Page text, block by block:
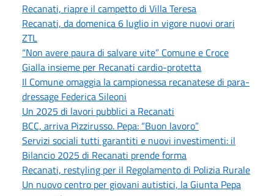
Recanati, riapre il campetto di Villa Teresa
Recanati, da domenica 6 luglio in vigore nuovi orari
ZTL
“Non avere paura di salvare vite” Comune e Croce
Gialla insieme per Recanati cardio-protetta
Il Comune omaggia la campionessa recanatese di para-
dressage Federica Sileoni
Un 2025 di lavori pubblici a Recanati
BCC, arriva Pizzirusso. Pepa: “Buon lavoro”
Servizi sociali tutti garantiti e nuovi investimenti: il
Bilancio 2025 di Recanati prende forma
Recanati, restyling per il Regolamento di Polizia Rurale
Un nuovo centro per giovani autistici, la Giunta Pepa